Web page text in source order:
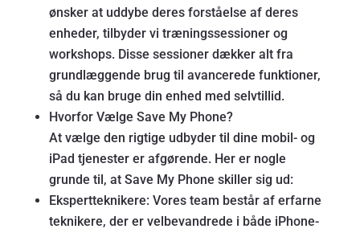
ønsker at uddybe deres forståelse af deres
enheder, tilbyder vi træningssessioner og
workshops. Disse sessioner dækker alt fra
grundlæggende brug til avancerede funktioner,
så du kan bruge din enhed med selvtillid.
Hvorfor Vælge Save My Phone?
At vælge den rigtige udbyder til dine mobil- og
iPad tjenester er afgørende. Her er nogle
grunde til, at Save My Phone skiller sig ud:
Ekspertteknikere: Vores team består af erfarne
teknikere, der er velbevandrede i både iPhone-